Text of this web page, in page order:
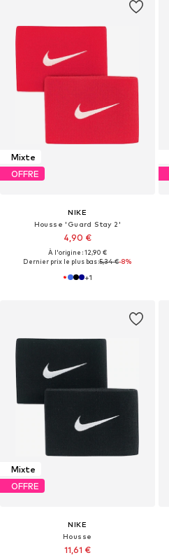
Mixte
OFFRE
NIKE
Housse 'Guard Stay 2'
4,90 €
À l'origine : 12,90 €
Dernier prix le plus bas :5,34 €-8%
+1
Mixte
OFFRE
NIKE
Housse
11,61 €